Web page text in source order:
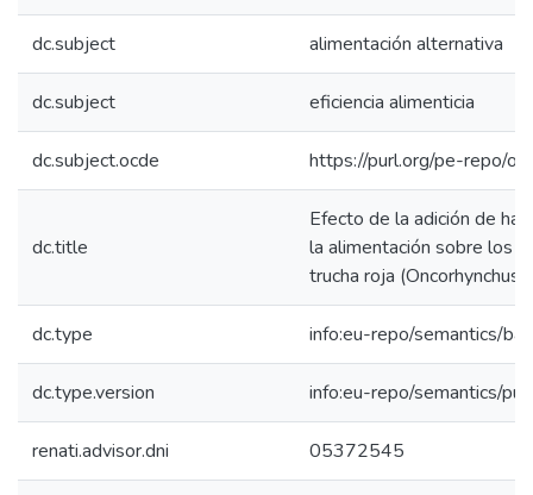
dc.subject alimentación alternativa
dc.subject eficiencia alimenticia
dc.subject.ocde https://purl.org/pe-repo/
dc.title
Efecto de la adición de
la alimentación sobre los
trucha roja (Oncorhynchus
dc.type info:eu-repo/semantics/
dc.type.version info:eu-repo/semantics/
renati.advisor.dni 05372545